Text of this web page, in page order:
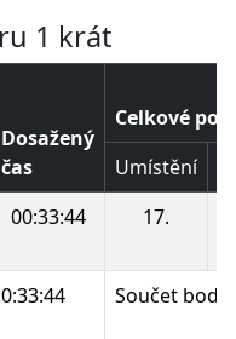
1 krát
Dosažený
čas
Celkové
Umístění
00:33:44 17.
0:33:44 Součet bodů: